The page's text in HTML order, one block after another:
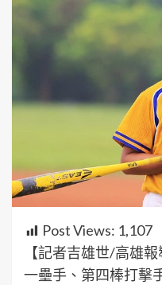
Post Views: 1,107
【記者吉雄世/高雄
一壘手、第四棒打擊